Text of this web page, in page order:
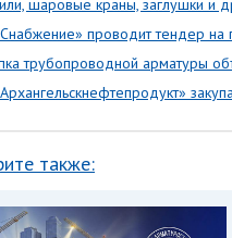
шаровые краны, заглушки и
проводит тендер на
трубопроводной арматуры
также: